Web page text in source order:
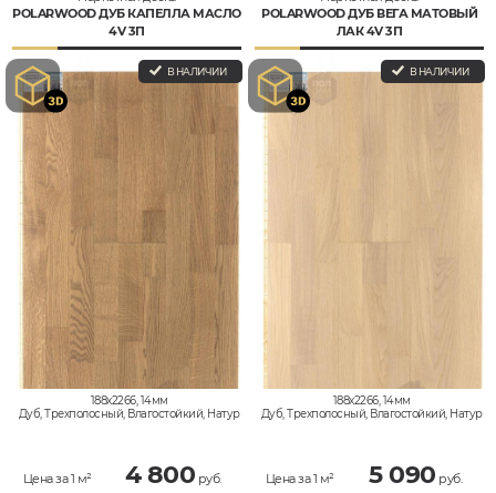
POLARWOOD ДУБ КАПЕЛЛА МАСЛО
4V 3П
В НАЛИЧИИ
188x2266, 14мм
Дуб, Трехполосный, Влагостойкий, Натур
Цена за 1 м² 4 800 руб.
POLARWOOD ДУБ ВЕГА МАТОВЫЙ
ЛАК 4V 3П
В НАЛИЧИИ
188x2266, 14мм
Дуб, Трехполосный, Влагостойкий, Натур
Цена за 1 м² 5 090 руб.